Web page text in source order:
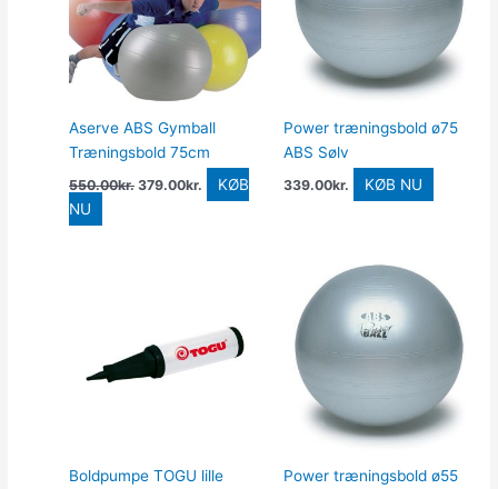
Aserve ABS Gymball
Træningsbold 75cm
550.00kr. 379.00kr.
KØB
NU
Power træningsbold ø75
ABS Sølv
339.00kr. KØB NU
Boldpumpe TOGU lille
Power træningsbold ø55